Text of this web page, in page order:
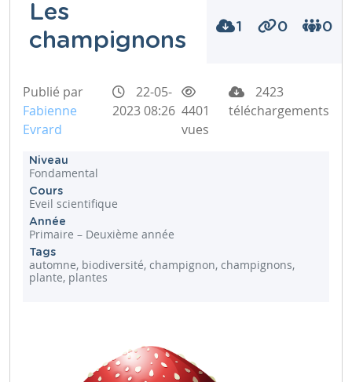
Les
champignons
1 0 0
Publié par
Fabienne
Evrard
22-05-
2023 08:26 4401
vues
2423
téléchargements
Niveau
Fondamental
Cours
Eveil scientifique
Année
Primaire – Deuxième année
Tags
automne, biodiversité, champignon, champignons,
plante, plantes